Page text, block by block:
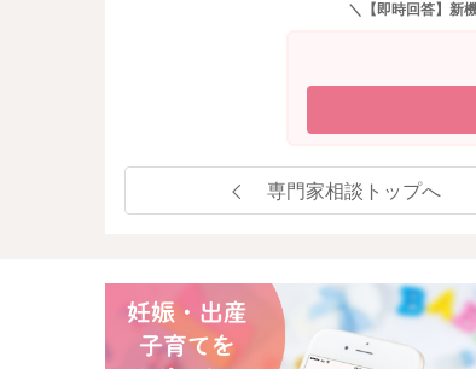
＼【即時回答】新
専門家相談トップへ